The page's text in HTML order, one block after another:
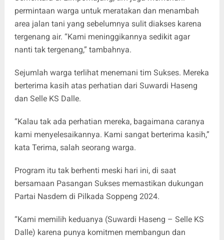
permintaan warga untuk meratakan dan menambah
area jalan tani yang sebelumnya sulit diakses karena
tergenang air. “Kami meninggikannya sedikit agar
nanti tak tergenang,” tambahnya.
Sejumlah warga terlihat menemani tim Sukses. Mereka
berterima kasih atas perhatian dari Suwardi Haseng
dan Selle KS Dalle.
“Kalau tak ada perhatian mereka, bagaimana caranya
kami menyelesaikannya. Kami sangat berterima kasih,”
kata Terima, salah seorang warga.
Program itu tak berhenti meski hari ini, di saat
bersamaan Pasangan Sukses memastikan dukungan
Partai Nasdem di Pilkada Soppeng 2024.
“Kami memilih keduanya (Suwardi Haseng – Selle KS
Dalle) karena punya komitmen membangun dan